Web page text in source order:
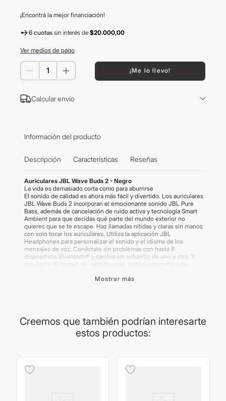
¡Encontrá la mejor financiación!
6 cuotas sin interésde $20.000,00
Ver medios de pago
＋
－ ¡Me lo llevo!
Calcular envío
Información del producto
Descripción Características Reseñas
Auriculares JBL Wave Buds 2 - Negro
La vida es demasiado corta como para aburrirse
El sonido de calidad es ahora más fácil y divertido. Los auriculares
JBL Wave Buds 2 incorporan el emocionante sonido JBL Pure
Bass, además de cancelación de ruido activa y tecnología Smart
Ambient para que decidas qué parte del mundo exterior no
quieres que se te escape. Haz llamadas nítidas y claras sin manos
con solo tocar los auriculares. Utiliza la aplicación JBL
Headphones para personalizar el sonido y el idioma de los
mensajes de voz. Conéctate sin problemas con hasta 8
dispositivos Bluetooth® y cambia sin esfuerzo de uno a otro. Y
con hasta 40 horas* de reproducción, son un compañero de
1 funda de carga
1 garantía/advertencia (W/!)
1 QSG/hoja de seguridad (S/i)
Algunos productos pueden renovar su packaging. Los productos
de tecnología tienen garantía del proveedor. Chequear la política
Mostrar más
Creemos que también podrían interesarte
estos productos: